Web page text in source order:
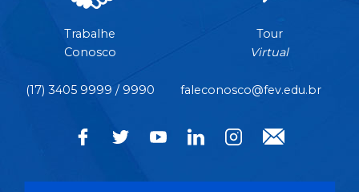
Trabalhe
Conosco
Tour
Virtual
(17) 3405 9999 / 9990 faleconosco@fev.edu.br